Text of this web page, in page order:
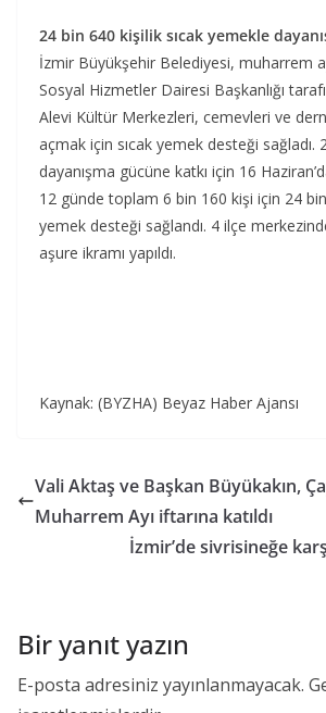
24 bin 640 kişilik sıcak yemekle
İzmir Büyükşehir Belediyesi, muharrem
Sosyal Hizmetler Dairesi Başkanlığı
Alevi Kültür Merkezleri, cemevleri ve
açmak için sıcak yemek desteği sağladı.
dayanışma gücüne katkı için 16
12 günde toplam 6 bin 160 kişi için 24
yemek desteği sağlandı. 4 ilçe
aşure ikramı yapıldı.
Kaynak: (BYZHA) Beyaz Haber Ajansı
Vali Aktaş ve Başkan Büyükakın,
Muharrem Ayı iftarına katıldı
İzmir’de sivrisineğe
Bir yanıt yazın
E-posta adresiniz yayınlanmayacak.